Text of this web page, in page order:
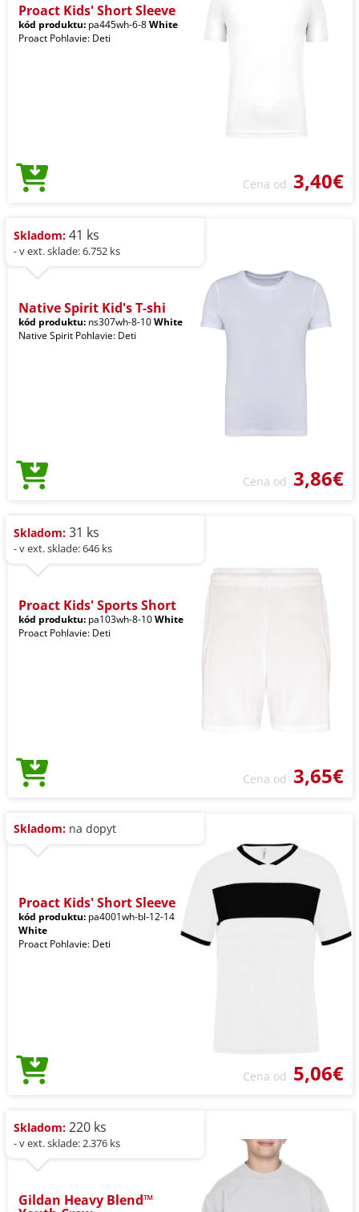
Proact Kids' Short Sleeve
kód produktu: pa445wh-6-8White
Proact Pohlavie: Deti
Cena od 3,40€
Skladom: 41 ks
- v ext. sklade: 6.752 ks
Native Spirit Kid's T-shi
kód produktu: ns307wh-8-10White
Native Spirit Pohlavie: Deti
Cena od 3,86€
Skladom: 31 ks
- v ext. sklade: 646 ks
Proact Kids' Sports Short
kód produktu: pa103wh-8-10White
Proact Pohlavie: Deti
Cena od 3,65€
Skladom: na dopyt
Proact Kids' Short Sleeve
kód produktu: pa4001wh-bl-12-14
White
Proact Pohlavie: Deti
Cena od 5,06€
Skladom: 220 ks
- v ext. sklade: 2.376 ks
Gildan Heavy Blend™